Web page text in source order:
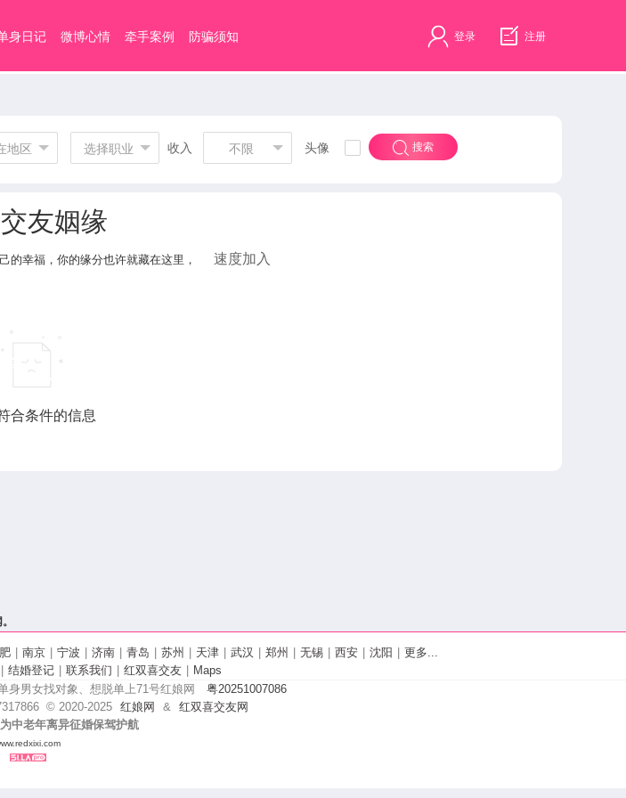
身日记 微博心情 牵手案例 防骗须知 登录 注册
地区 选择职业 收入 不限 头像 搜索
友姻缘
的幸福，你的缘分也许就藏在这里， 速度加入
合条件的信息
南京 宁波 济南 青岛 苏州 天津 武汉 郑州 无锡 西安 沈阳
更多...
结婚登记 联系我们 红双喜交友
Maps
身男女找对象、想脱单上71号红娘网
粤20251007086
© 2020-2025 红娘网 & 红双喜交友网
中老年离异征婚保驾护航